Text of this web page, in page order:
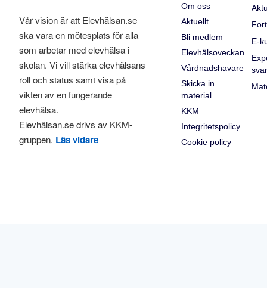
Vår vision är att Elevhälsan.se
ska vara en mötesplats för alla
som arbetar med elevhälsa i
skolan. Vi vill stärka elevhälsans
roll och status samt visa på
vikten av en fungerande
elevhälsa.
Elevhälsan.se drivs av KKM-
gruppen. Läs vidare
Om oss
Aktuellt
Bli medlem
Elevhälsoveckan
Vårdnadshavare
Skicka in
material
KKM
Integritetspolicy
Cookie policy
E-